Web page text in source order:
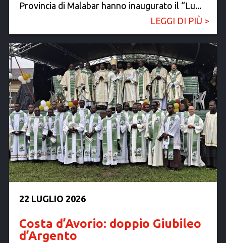
Provincia di Malabar hanno inaugurato il “Lu...
LEGGI DI PIÙ >
22 LUGLIO 2026
Costa d’Avorio: doppio Giubileo
d’Argento